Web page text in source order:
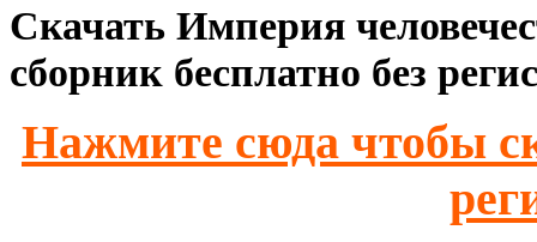
Скачать Империя
сборник бесплатно без
Нажмите сюда чтобы